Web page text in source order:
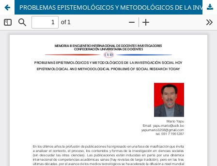
PROBLEMAS EPISTEMOLÓGICOS Y METODOLÓGICOS DE LA INVESTIGACIÓN SOCIAL HOY